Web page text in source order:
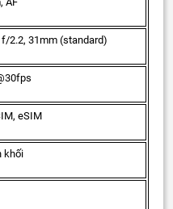
f/2.2, 31mm (standard)
eSIM
khối